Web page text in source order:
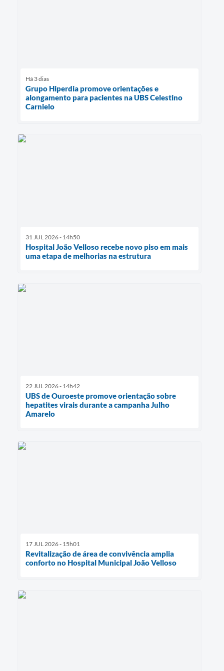
Há 3 dias
Grupo Hiperdia promove orientações e
alongamento para pacientes na UBS Celestino
Carnielo
31 JUL 2026 - 14h50
Hospital João Velloso recebe novo piso em mais
uma etapa de melhorias na estrutura
22 JUL 2026 - 14h42
UBS de Ouroeste promove orientação sobre
hepatites virais durante a campanha Julho
Amarelo
17 JUL 2026 - 15h01
Revitalização de área de convivência amplia
conforto no Hospital Municipal João Velloso